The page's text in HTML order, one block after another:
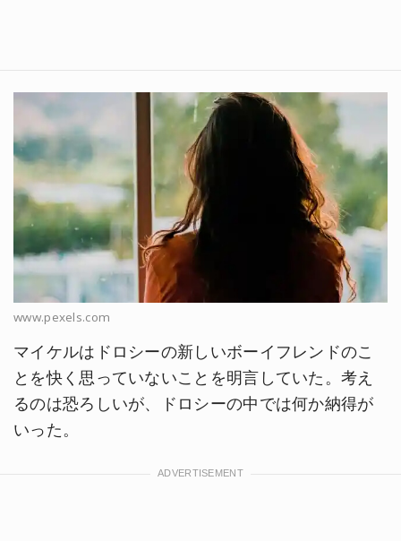
www.pexels.com
マイケルはドロシーの新しいボーイフレンドのこ
とを快く思っていないことを明言していた。考え
るのは恐ろしいが、ドロシーの中では何か納得が
いった。